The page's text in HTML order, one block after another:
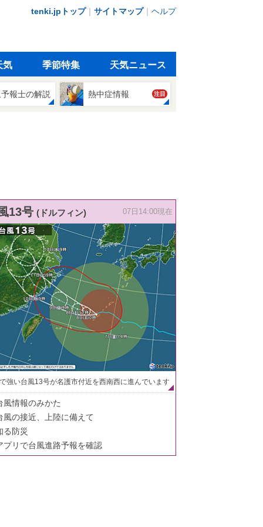
tenki.jpトップ｜ サイトマップ｜ ヘルプ
気 季節特集 天気ニュース
報士の解説 熱中症情報 注目
13号 (ドルフィン) 07日14:00現在
強い台風13号が名護市付近を西南西に進んでいます
風情報のみかた
風の接近、上陸に備えて
る防災
プリで台風進路予報を確認